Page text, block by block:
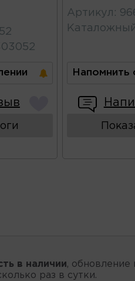
Артикул :
Напомнить
в наличии, обновление
раз в сутки.